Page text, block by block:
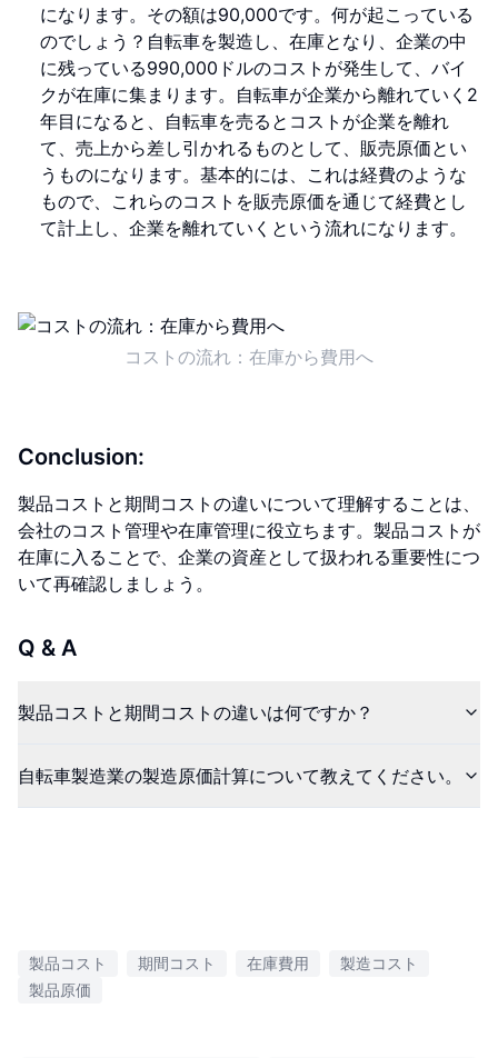
になります。その額は90,000です。何が起こっている
のでしょう？自転車を製造し、在庫となり、企業の中
に残っている990,000ドルのコストが発生して、バイ
クが在庫に集まります。自転車が企業から離れていく2
年目になると、自転車を売るとコストが企業を離れ
て、売上から差し引かれるものとして、販売原価とい
うものになります。基本的には、これは経費のような
もので、これらのコストを販売原価を通じて経費とし
て計上し、企業を離れていくという流れになります。
コストの流れ：在庫から費用へ
Conclusion:
製品コストと期間コストの違いについて理解することは、
会社のコスト管理や在庫管理に役立ちます。製品コストが
在庫に入ることで、企業の資産として扱われる重要性につ
いて再確認しましょう。
Q & A
製品コストと期間コストの違いは何ですか？
自転車製造業の製造原価計算について教えてください。
製品コスト 期間コスト 在庫費用
製造コスト
製品原価